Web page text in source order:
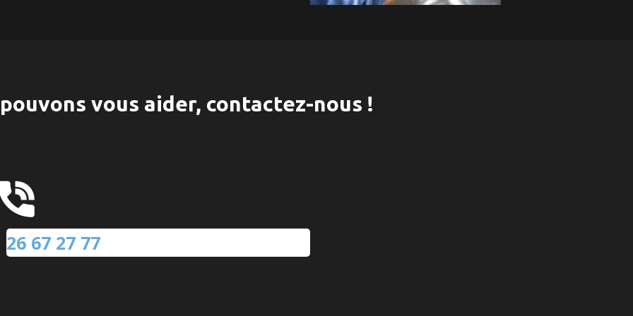
vous aider, contactez-nous !
26 67 27 77